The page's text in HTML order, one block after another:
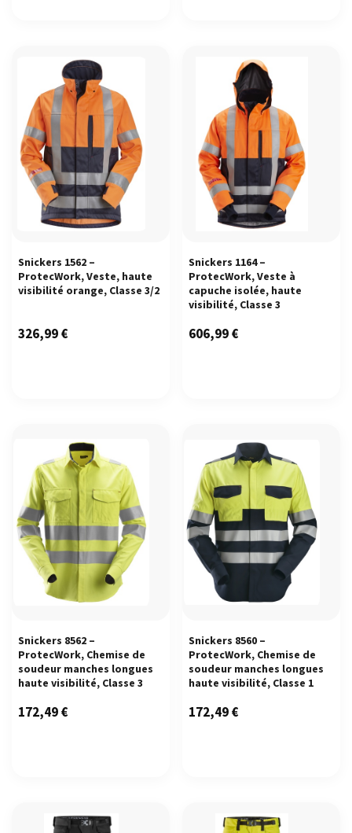
Snickers 1562 –
ProtecWork, Veste, haute
visibilité orange, Classe 3/2
326,99€
Snickers 1164 –
ProtecWork, Veste à
capuche isolée, haute
visibilité, Classe 3
606,99€
Snickers 8562 –
ProtecWork, Chemise de
soudeur manches longues
haute visibilité, Classe 3
172,49€
Snickers 8560 –
ProtecWork, Chemise de
soudeur manches longues
haute visibilité, Classe 1
172,49€